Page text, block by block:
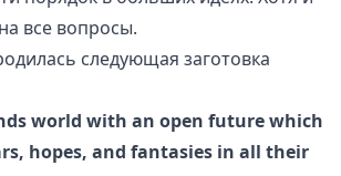
все вопросы.
следующая заготовка
world with an open future which
hopes, and fantasies in all their